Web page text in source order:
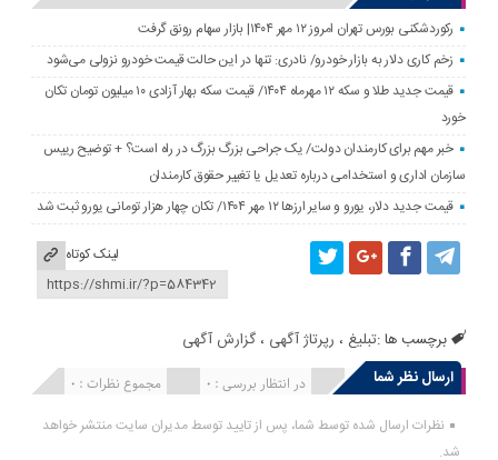
رکوردشکنی بورس تهران امروز ۱۲ مهر ۱۴۰۴| بازار سهام رونق گرفت
زخم کاری دلار به بازار خودرو/ نادری: تنها در این حالت قیمت خودرو نزولی می‌شود
قیمت جدید طلا و سکه ۱۲ مهرماه ۱۴۰۴/ قیمت سکه بهار آزادی ۱۰ میلیون تومان تکان
خورد
خبر مهم برای کارمندان دولت/ یک جراحی بزرگ بزرگ در راه است؟ + توضیح رییس
سازمان اداری و استخدامی درباره تعدیل یا تغییر حقوق کارمندان
قیمت جدید دلار، یورو و سایر ارزها ۱۲ مهر ۱۴۰۴/ تکان چهار هزار تومانی یورو ثبت شد
لینک کوتاه
برچسب ها :تبلیغ ، رپرتاژ آگهی ،گزارش آگهی
ارسال نظر شما
مجموع نظرات : 0 در انتظار بررسی : 0 انتشار یافته : 0
نظرات ارسال شده توسط شما، پس از تایید توسط مدیران سایت منتشر خواهد
شد.